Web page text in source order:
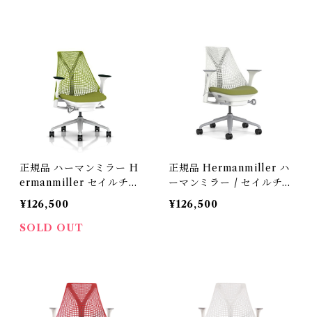
正規品 ハーマンミラー H
ermanmiller セイルチェ
ア ベーシック グリーンア
ップル / アボカド AS-4
型番：AS1YA23HAN26
¥126,500
SOLD OUT
正規品 Hermanmiller ハ
ーマンミラー / セイルチ
ェア スタジオホワイト /
アボカド AS-7 / AS1YA2
¥126,500